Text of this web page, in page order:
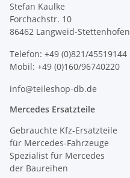
Stefan Kaulke
Forchachstr. 10
86462 Langweid-Stettenhofen
Telefon: +49 (0)821/45519144
Mobil: +49 (0)160/96740220
info@teileshop-db.de
Mercedes Ersatzteile
Gebrauchte Kfz-Ersatzteile
für Mercedes-Fahrzeuge
Spezialist für Mercedes
der Baureihen